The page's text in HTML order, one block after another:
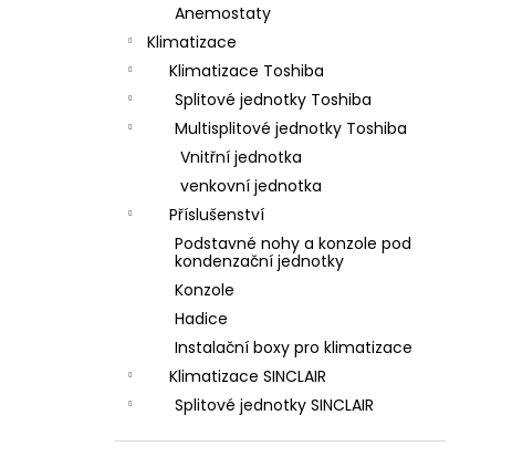
Anemostaty
Klimatizace
Klimatizace Toshiba
Splitové jednotky Toshiba
Multisplitové jednotky Toshiba
Vnitřní jednotka
venkovní jednotka
Příslušenství
Podstavné nohy a konzole pod
kondenzační jednotky
Konzole
Hadice
Instalační boxy pro klimatizace
Klimatizace SINCLAIR
Splitové jednotky SINCLAIR